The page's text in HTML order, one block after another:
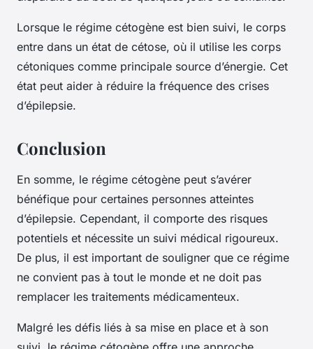
Lorsque le régime cétogène est bien suivi, le corps
entre dans un état de cétose, où il utilise les corps
cétoniques comme principale source d’énergie. Cet
état peut aider à réduire la fréquence des crises
d’épilepsie.
Conclusion
En somme, le régime cétogène peut s’avérer
bénéfique pour certaines personnes atteintes
d’épilepsie. Cependant, il comporte des risques
potentiels et nécessite un suivi médical rigoureux.
De plus, il est important de souligner que ce régime
ne convient pas à tout le monde et ne doit pas
remplacer les traitements médicamenteux.
Malgré les défis liés à sa mise en place et à son